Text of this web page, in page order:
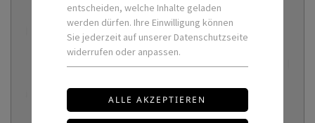
entscheiden, welche Inhalte geladen
werden dürfen. Ihre Einwilligung können
Sie jederzeit auf unserer Datenschutzseite
widerrufen oder anpassen.